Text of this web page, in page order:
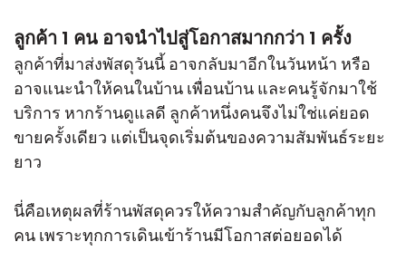
ลูกค้า 1 คน อาจนำไปสู่โอกาสมากกว่า 1 ครั้ง
ลูกค้าที่มาส่งพัสดุวันนี้ อาจกลับมาอีกในวันหน้า หรือ
อาจแนะนำให้คนในบ้าน เพื่อนบ้าน และคนรู้จักมาใช้
บริการ หากร้านดูแลดี ลูกค้าหนึ่งคนจึงไม่ใช่แค่ยอด
ขายครั้งเดียว แต่เป็นจุดเริ่มต้นของความสัมพันธ์ระยะ
ยาว
นี่คือเหตุผลที่ร้านพัสดุควรให้ความสำคัญกับลูกค้าทุก
คน เพราะทุกการเดินเข้าร้านมีโอกาสต่อยอดได้